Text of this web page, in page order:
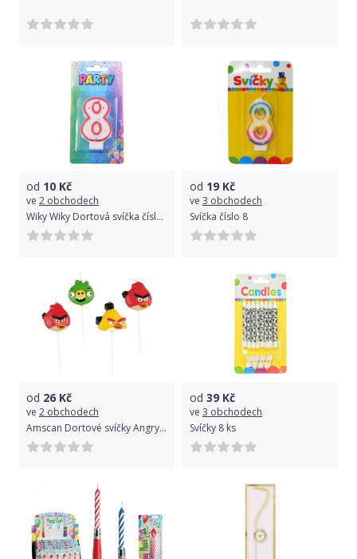
od 10 Kč
ve 2 obchodech
Wiky Wiky Dortová svíčka číslo 8
od 19 Kč
ve 3 obchodech
Svíčka číslo 8
od 26 Kč
ve 2 obchodech
Amscan Dortové svíčky Angry Birds, 4 ks
od 39 Kč
ve 3 obchodech
Svíčky 8 ks